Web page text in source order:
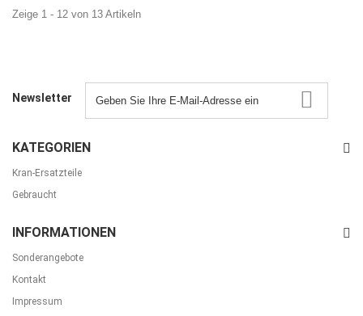
Zeige 1 - 12 von 13 Artikeln
Newsletter
KATEGORIEN
Kran-Ersatzteile
Gebraucht
INFORMATIONEN
Sonderangebote
Kontakt
Impressum